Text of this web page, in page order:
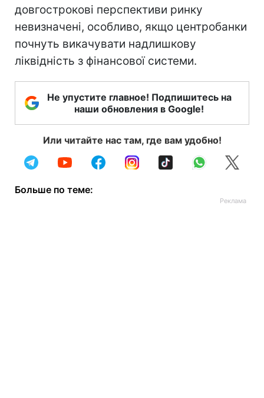
довгострокові перспективи ринку
невизначені, особливо, якщо центробанки
почнуть викачувати надлишкову
ліквідність з фінансової системи.
Не упустите главное! Подпишитесь на
наши обновления в Google!
Или читайте нас там, где вам удобно!
Больше по теме: